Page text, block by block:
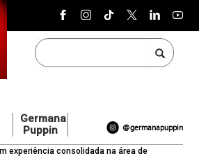
Germana
Puppin
@germanapuppin
experiência consolidada na área de